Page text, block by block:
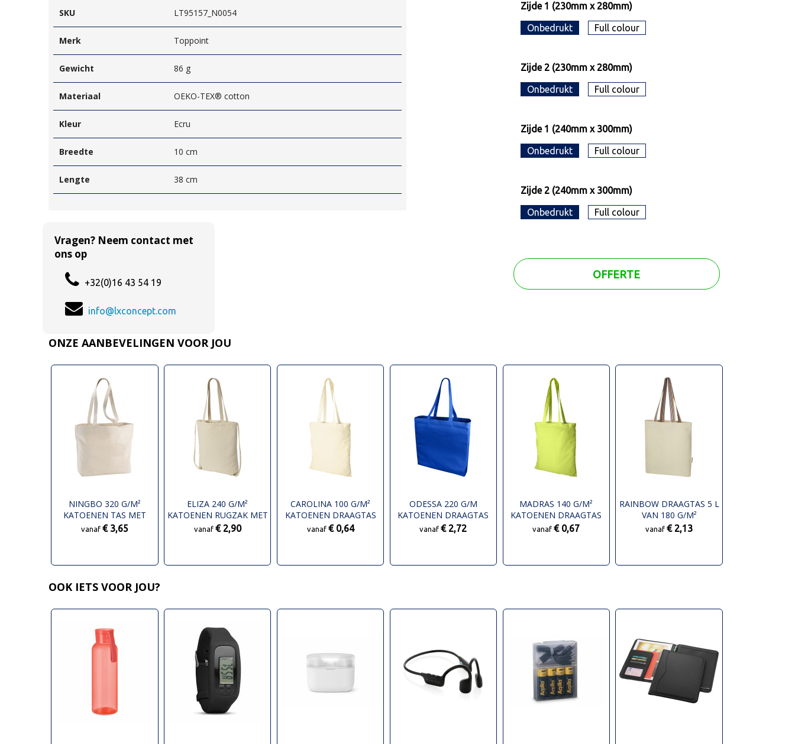
Zijde 1 (230mm x 280mm)
Onbedrukt Full colour
Zijde 2 (230mm x 280mm)
Onbedrukt Full colour
Zijde 1 (240mm x 300mm)
Onbedrukt Full colour
Zijde 2 (240mm x 300mm)
Onbedrukt Full colour
OFFERTE
SKU LT95157_N0054
Merk Toppoint
Gewicht 86 g
Materiaal OEKO-TEX® cotton
Kleur Ecru
Breedte 10 cm
Lengte 38 cm
Vragen? Neem contact met
ons op
+32(0)16 43 54 19
info@lxconcept.com
ONZE AANBEVELINGEN VOOR JOU
NINGBO 320 G/M²
KATOENEN TAS MET
RITS 15L
vanaf € 3,65
ELIZA 240 G/M²
KATOENEN RUGZAK MET
TREKKOORDSLUITING 6L
vanaf € 2,90
CAROLINA 100 G/M²
KATOENEN DRAAGTAS
7L
vanaf € 0,64
ODESSA 220 G/M
KATOENEN DRAAGTAS
13L
vanaf€ 2,72
MADRAS 140 G/M²
KATOENEN DRAAGTAS
7L
vanaf€ 0,67
RAINBOW DRAAGTAS 5 L
VAN 180 G/M²
GERECYCLED KATOEN
vanaf€ 2,13
OOK IETS VOOR JOU?